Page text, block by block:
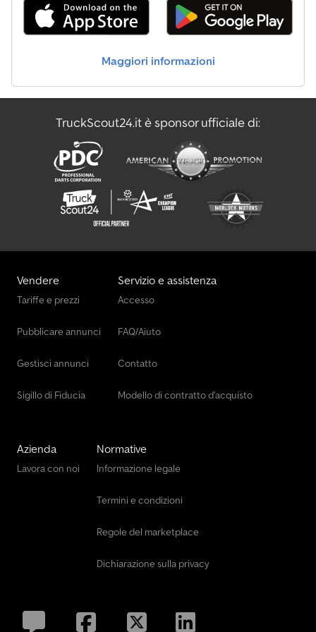
Maggiori informazioni
TruckScout24.it è sponsor ufficiale di:
Vendere
Tariffe e prezzi
Pubblicare annunci
Gestisci annunci
Sigillo di Fiducia
Servizio e assistenza
Accesso
FAQ/Aiuto
Contatto
Modello di contratto d'acquisto
Azienda
Lavora con noi
Normative
Informazione legale
Termini e condizioni
Regole del marketplace
Dichiarazione sulla privacy